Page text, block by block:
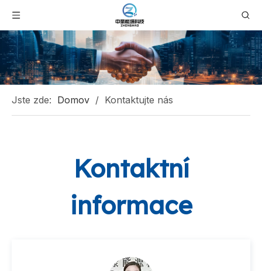
Jste zde: Domov / Kontaktujte nás
Kontaktní
informace